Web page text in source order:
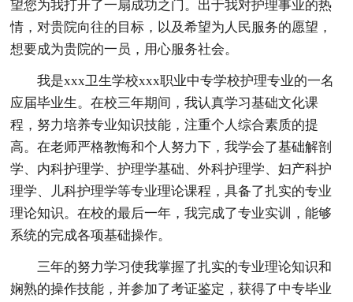
望您为我打开了一扇成功之门。出于我对护理事业的热
情，对贵院向往的目标，以及希望为人民服务的愿望，
想要成为贵院的一员，用心服务社会。
我是xxx卫生学校xxx职业中专学校护理专业的一名
应届毕业生。在校三年期间，我认真学习基础文化课
程，努力培养专业知识技能，注重个人综合素质的提
高。在老师严格教悔和个人努力下，我学会了基础解剖
学、内科护理学、护理学基础、外科护理学、妇产科护
理学、儿科护理学等专业理论课程，具备了扎实的专业
理论知识。在校的最后一年，我完成了专业实训，能够
系统的完成各项基础操作。
三年的努力学习使我掌握了扎实的专业理论知识和
娴熟的操作技能，并参加了考证鉴定，获得了中专毕业